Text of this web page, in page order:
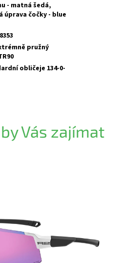
- matná šedá,
úprava čočky - blue
pružný
obličeje 134-0-
Vás zajímat